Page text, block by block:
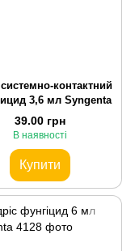
контактний
3,6 мл Syngenta
39.00 грн
В наявності
Купити